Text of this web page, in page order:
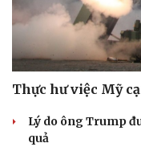
Thực hư việc Mỹ
Lý do ông Trump
quả